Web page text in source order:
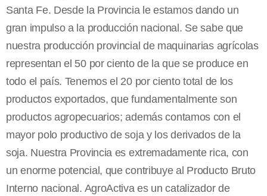
Santa Fe. Desde la Provincia le estamos dando un
gran impulso a la producción nacional. Se sabe que
nuestra producción provincial de maquinarias agrícolas
representan el 50 por ciento de la que se produce en
todo el país. Tenemos el 20 por ciento total de los
productos exportados, que fundamentalmente son
productos agropecuarios; además contamos con el
mayor polo productivo de soja y los derivados de la
soja. Nuestra Provincia es extremadamente rica, con
un enorme potencial, que contribuye al Producto Bruto
Interno nacional. AgroActiva es un catalizador de